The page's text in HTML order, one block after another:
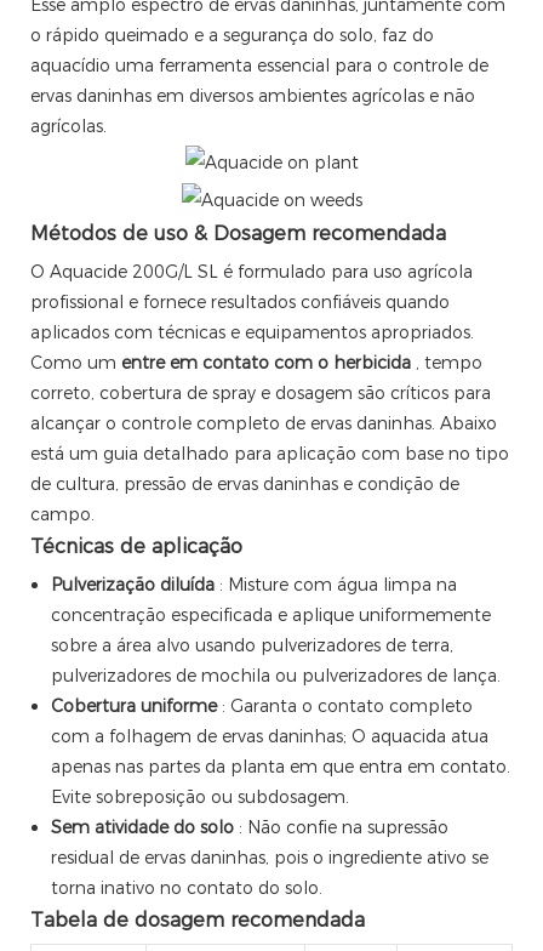
Esse amplo espectro de ervas daninhas, juntamente com
o rápido queimado e a segurança do solo, faz do
aquacídio uma ferramenta essencial para o controle de
ervas daninhas em diversos ambientes agrícolas e não
agrícolas.
Métodos de uso & Dosagem recomendada
O Aquacide 200G/L SL é formulado para uso agrícola
profissional e fornece resultados confiáveis ​​quando
aplicados com técnicas e equipamentos apropriados.
Como um entre em contato com o herbicida , tempo
correto, cobertura de spray e dosagem são críticos para
alcançar o controle completo de ervas daninhas. Abaixo
está um guia detalhado para aplicação com base no tipo
de cultura, pressão de ervas daninhas e condição de
campo.
Técnicas de aplicação
Pulverização diluída : Misture com água limpa na
concentração especificada e aplique uniformemente
sobre a área alvo usando pulverizadores de terra,
pulverizadores de mochila ou pulverizadores de lança.
Cobertura uniforme : Garanta o contato completo
com a folhagem de ervas daninhas; O aquacida atua
apenas nas partes da planta em que entra em contato.
Evite sobreposição ou subdosagem.
Sem atividade do solo : Não confie na supressão
residual de ervas daninhas, pois o ingrediente ativo se
torna inativo no contato do solo.
Tabela de dosagem recomendada